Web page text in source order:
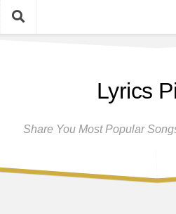
Skip
Disclaimer And Privacy Policy
Lyrics
Share You Most Popular